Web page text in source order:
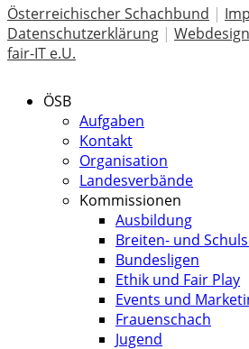
Österreichischer Schachbund |
Datenschutzerklärung |
fair-IT e.U.
ÖSB
Aufgaben
Kontakt
Organisation
Landesverbände
Kommissionen
Ausbildung
Breiten- und
Bundesligen
Ethik und Fair Play
Events und
Frauenschach
Jugend